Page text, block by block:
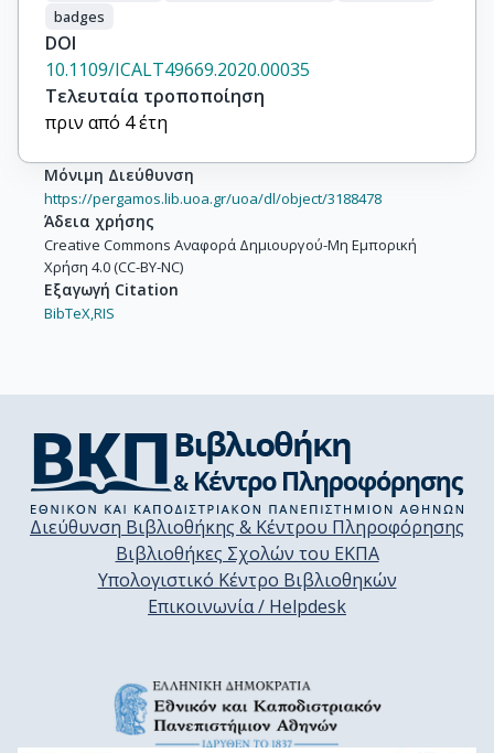
badges
DOI
10.1109/ICALT49669.2020.00035
Τελευταία τροποποίηση
πριν από 4 έτη
Μόνιμη Διεύθυνση
https://pergamos.lib.uoa.gr/uoa/dl/object/3188478
Άδεια χρήσης
Creative Commons Αναφορά Δημιουργού-Μη Εμπορική
Χρήση 4.0 (CC-BY-NC)
Εξαγωγή Citation
BibTeX,RIS
Διεύθυνση Βιβλιοθήκης & Κέντρου Πληροφόρησης
Βιβλιοθήκες Σχολών του ΕΚΠΑ
Υπολογιστικό Κέντρο Βιβλιοθηκών
Επικοινωνία / Helpdesk